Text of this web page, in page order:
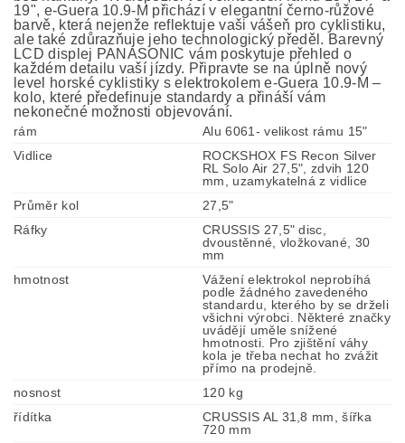
19", e-Guera 10.9-M přichází v elegantní černo-růžové
barvě, která nejenže reflektuje vaši vášeň pro cyklistiku,
ale také zdůrazňuje jeho technologický předěl. Barevný
LCD displej PANASONIC vám poskytuje přehled o
každém detailu vaší jízdy. Připravte se na úplně nový
level horské cyklistiky s elektrokolem e-Guera 10.9-M –
kolo, které předefinuje standardy a přináší vám
nekonečné možnosti objevování.
rám
Alu 6061- velikost rámu 15"
Vidlice
ROCKSHOX FS Recon Silver
RL Solo Air 27,5", zdvih 120
mm, uzamykatelná z vidlice
Průměr kol
27,5"
Ráfky
CRUSSIS 27,5" disc,
dvoustěnné, vložkované, 30
mm
hmotnost
Vážení elektrokol neprobíhá
podle žádného zavedeného
standardu, kterého by se drželi
všichni výrobci. Některé značky
uvádějí uměle snížené
hmotnosti. Pro zjištění váhy
kola je třeba nechat ho zvážit
přímo na prodejně.
nosnost
120 kg
řídítka
CRUSSIS AL 31,8 mm, šířka
720 mm